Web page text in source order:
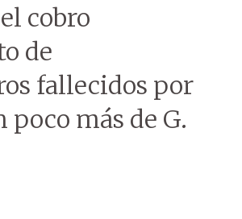
cobro
de
fallecidos por
más de G.